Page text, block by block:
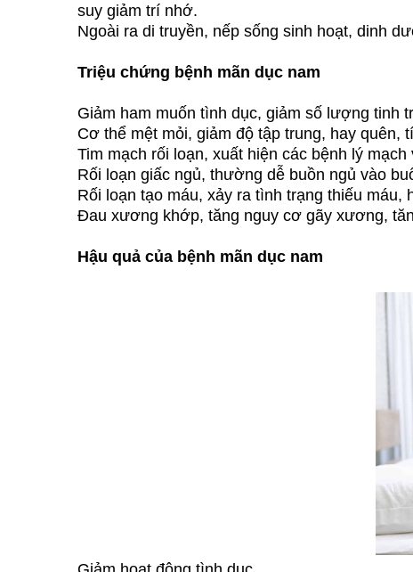
suy giảm trí nhớ.
Ngoài ra di truyền, nếp sống sinh hoạt, dinh
Triệu chứng bệnh mãn dục nam
Giảm ham muốn tình dục, giảm số lượng tinh
Cơ thể mệt mỏi, giảm độ tập trung, hay quên,
Tim mạch rối loạn, xuất hiện các bệnh lý mạch
Rối loạn giấc ngủ, thường dễ buồn ngủ vào
Rối loạn tạo máu, xảy ra tình trạng thiếu máu,
Đau xương khớp, tăng nguy cơ gãy xương,
Hậu quả của bệnh mãn dục nam